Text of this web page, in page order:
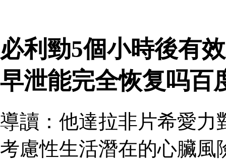
必利勁5個小時後有
早泄能完全恢复吗百
導讀：他達拉非片希愛力
考慮性生活潛在的心臟風